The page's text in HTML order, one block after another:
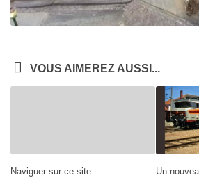
VOUS AIMEREZ AUSSI...
Naviguer sur ce site
Un